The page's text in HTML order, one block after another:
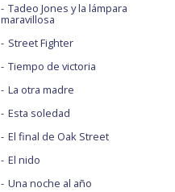
Tadeo Jones y la lámpara
maravillosa
Street Fighter
Tiempo de victoria
La otra madre
Esta soledad
El final de Oak Street
El nido
Una noche al año